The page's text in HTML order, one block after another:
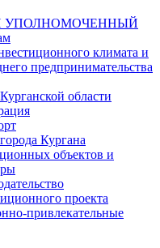
УПОЛНОМОЧЕННЫЙ
климата и
предпринимательства
области
Кургана
объектов и
проекта
привлекательные